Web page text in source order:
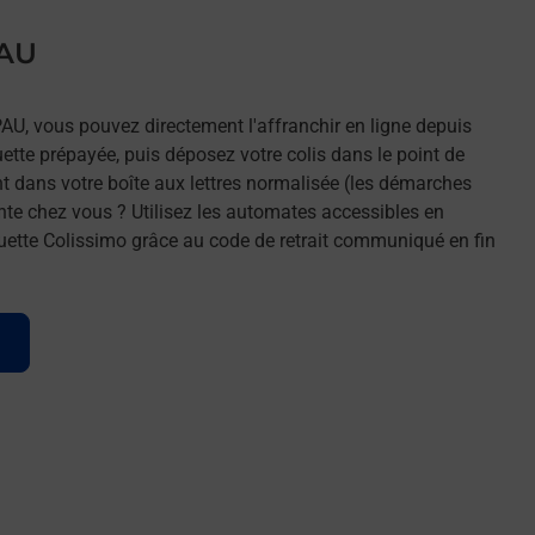
vous pouvez directement l'affranchir en ligne depuis
prépayée, puis déposez votre colis dans le point de
votre boîte aux lettres normalisée (les démarches
chez vous ? Utilisez les automates accessibles en
Colissimo grâce au code de retrait communiqué en fin